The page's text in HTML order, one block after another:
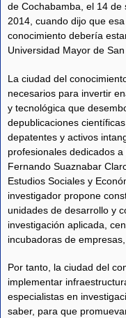
de Cochabamba, el 14 de
2014, cuando dijo que
conocimiento debería
Universidad Mayor de San
La ciudad del
necesarios para invertir
y tecnológica que
depublicaciones
depatentes y activos
profesionales dedicados
Fernando Suaznabar
Estudios Sociales y
investigador propone
unidades de desarrollo y
investigación aplicada,
incubadoras de
Por tanto, la ciudad del
implementar
especialistas en
saber, para que